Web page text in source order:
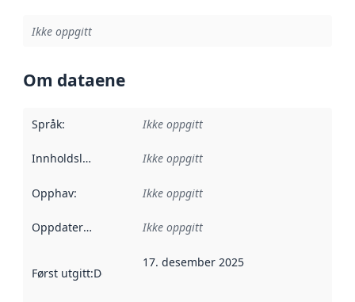
Ikke oppgitt
Om dataene
Språk: Ikke oppgitt
Innholdsleverandører :
Ikke oppgitt
Opphav: Ikke oppgitt
Oppdateringsfrekvens :
Ikke oppgitt
Først utgitt:Denne datoen sier når dataene i dette
17. desember 2025